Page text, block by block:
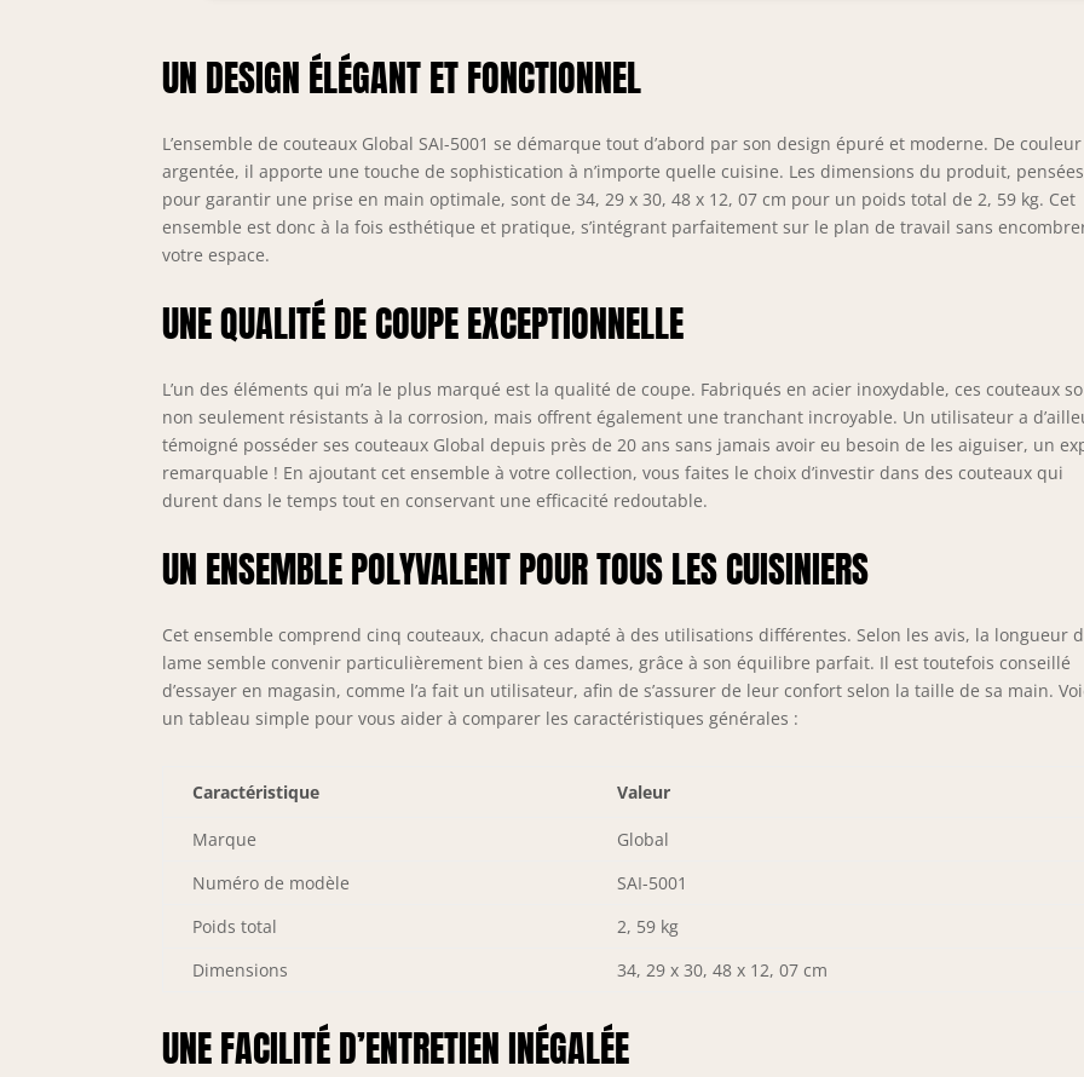
matériaux et de fabrication.
UN DESIGN ÉLÉGANT ET FONCTIONNEL
L’ensemble de couteaux Global SAI-5001 se démarque tout d’abord par son design épuré et moderne. De couleur
argentée, il apporte une touche de sophistication à n’importe quelle cuisine. Les dimensions du produit, pensées
pour garantir une prise en main optimale, sont de 34, 29 x 30, 48 x 12, 07 cm pour un poids total de 2, 59 kg. Cet
ensemble est donc à la fois esthétique et pratique, s’intégrant parfaitement sur le plan de travail sans
votre espace.
UNE QUALITÉ DE COUPE EXCEPTIONNELLE
L’un des éléments qui m’a le plus marqué est la qualité de coupe. Fabriqués en acier inoxydable, ces couteaux
non seulement résistants à la corrosion, mais offrent également une tranchant incroyable. Un utilisateur a
témoigné posséder ses couteaux Global depuis près de 20 ans sans jamais avoir eu besoin de les aiguiser, un
remarquable ! En ajoutant cet ensemble à votre collection, vous faites le choix d’investir dans des couteaux qui
durent dans le temps tout en conservant une efficacité redoutable.
UN ENSEMBLE POLYVALENT POUR TOUS LES CUISINIERS
Cet ensemble comprend cinq couteaux, chacun adapté à des utilisations différentes. Selon les avis, la longueur
lame semble convenir particulièrement bien à ces dames, grâce à son équilibre parfait. Il est toutefois conseillé
d’essayer en magasin, comme l’a fait un utilisateur, afin de s’assurer de leur confort selon la taille de sa main.
un tableau simple pour vous aider à comparer les caractéristiques générales :
Caractéristique Valeur
Marque
Global
Numéro de modèle
SAI-5001
Poids total
2, 59 kg
Dimensions
34, 29 x 30, 48 x 12, 07 cm
UNE FACILITÉ D’ENTRETIEN INÉGALÉE